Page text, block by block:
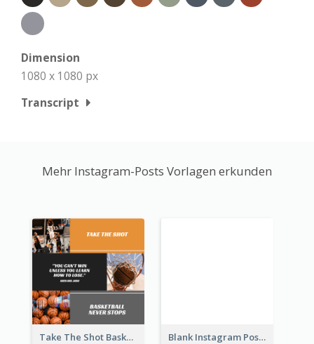
Dimension
1080 x 1080 px
Transcript
Mehr Instagram-Posts Vorlagen erkunden
Take The Shot Basketball Instagram Post Blank Instagram Post